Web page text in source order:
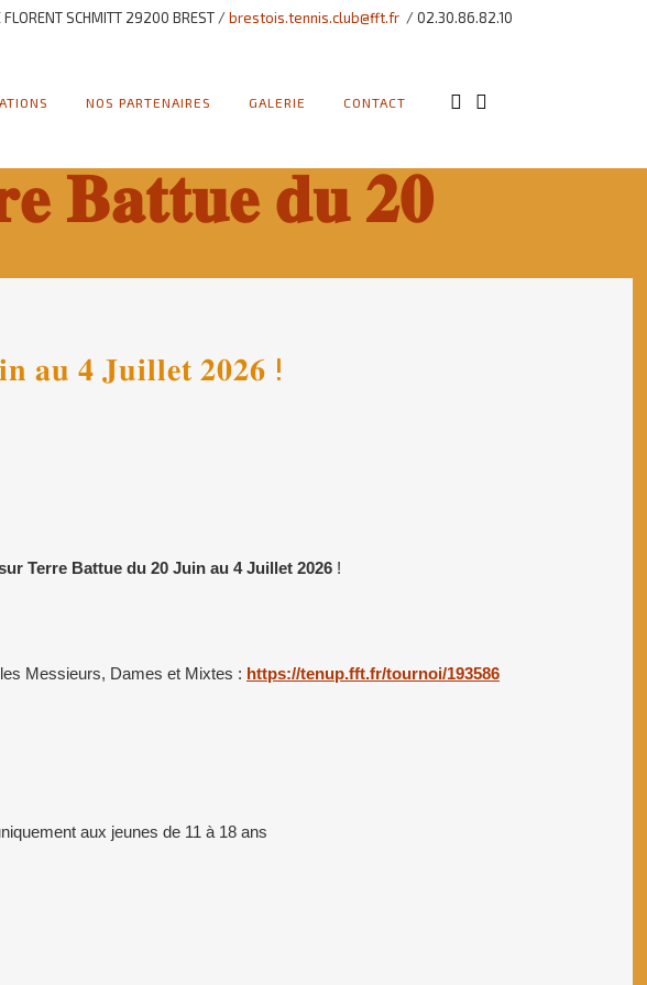
FLORENT SCHMITT 29200 BREST /brestois.tennis.club@fft.fr / 02.30.86.82.10
NOS PARTENAIRES GALERIE CONTACT
𝐁𝐚𝐭𝐭𝐮𝐞 𝐝𝐮 𝟐𝟎
𝐚𝐮 𝟒 𝐉𝐮𝐢𝐥𝐥𝐞𝐭 𝟐𝟎𝟐𝟔 !
Terre Battue du 20 Juin au 4 Juillet 2026 !
Messieurs, Dames et Mixtes : https://tenup.fft.fr/tournoi/193586
aux jeunes de 11 à 18 ans